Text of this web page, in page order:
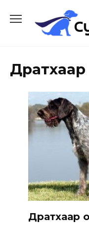
содержанию
Дратхаар
Дратхаар